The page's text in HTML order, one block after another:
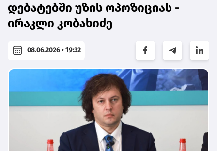
დებატებში უზის ოპოზიციას -
ირაკლი კობახიძე
08.06.2026 • 19:32